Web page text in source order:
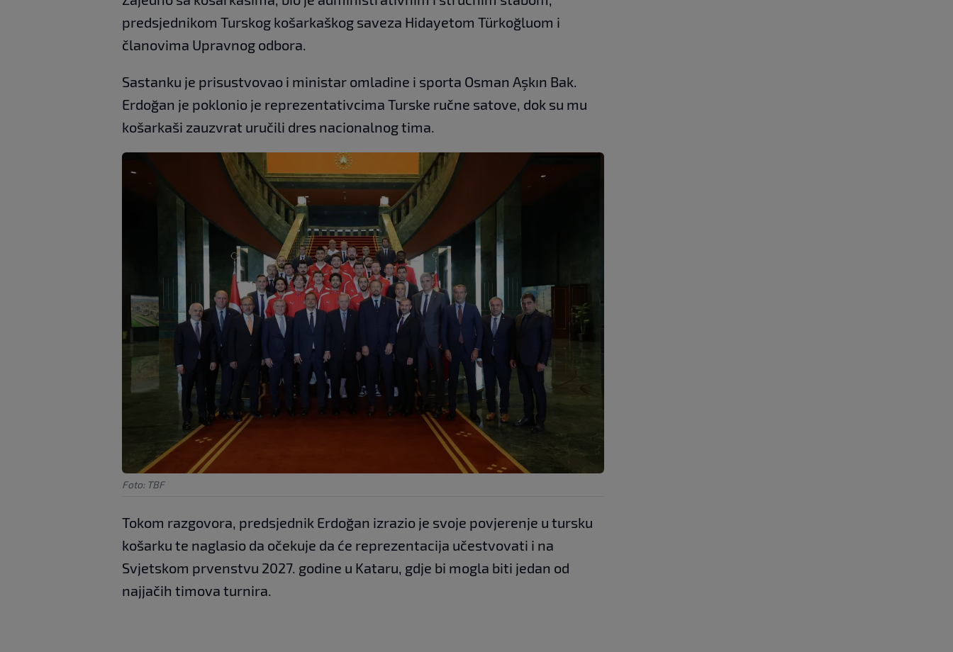
predsjednikom Turskog košarkaškog saveza Hidayetom Türkoğluom i
članovima Upravnog odbora.
Sastanku je prisustvovao i ministar omladine i sporta Osman Aşkın Bak.
Erdoğan je poklonio je reprezentativcima Turske ručne satove, dok su mu
košarkaši zauzvrat uručili dres nacionalnog tima.
Foto: TBF
Tokom razgovora, predsjednik Erdoğan izrazio je svoje povjerenje u tursku
košarku te naglasio da očekuje da će reprezentacija učestvovati i na
Svjetskom prvenstvu 2027. godine u Kataru, gdje bi mogla biti jedan od
najjačih timova turnira.